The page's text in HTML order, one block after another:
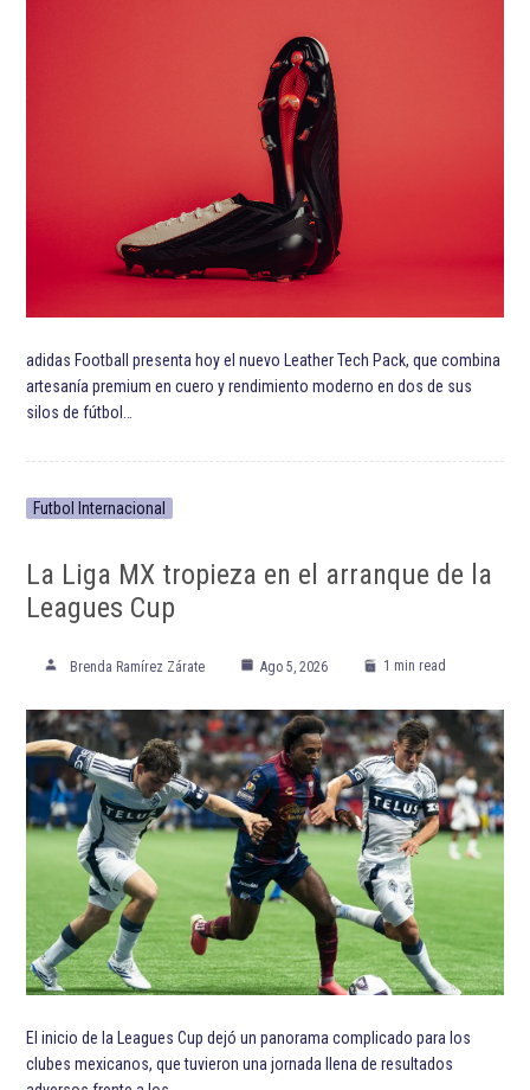
adidas Football presenta hoy el nuevo Leather Tech Pack, que combina
artesanía premium en cuero y rendimiento moderno en dos de sus
silos de fútbol…
Futbol Internacional
La Liga MX tropieza en el arranque de la
Leagues Cup
Brenda Ramírez Zárate Ago 5, 2026 1 min read
El inicio de la Leagues Cup dejó un panorama complicado para los
clubes mexicanos, que tuvieron una jornada llena de resultados